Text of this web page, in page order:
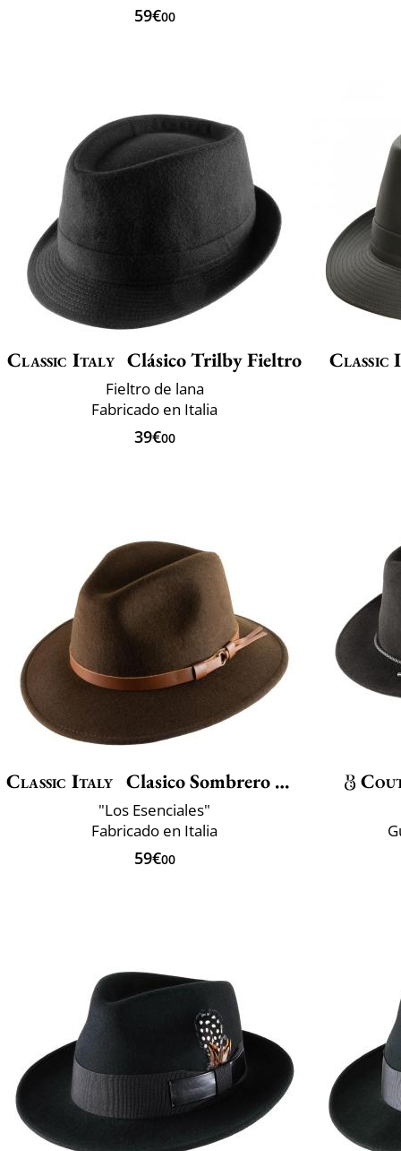
59€00
Classic Italy Clásico Trilby Fieltro
Fieltro de lana
Fabricado en Italia
39€00
Classic
Classic Italy Clasico Sombrero De Viaje
"Los Esenciales"
Fabricado en Italia
59€00